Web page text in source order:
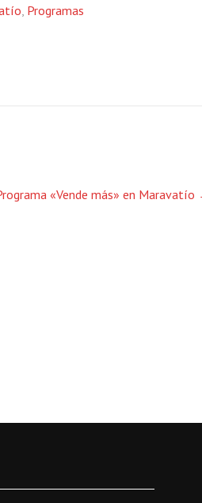
Programas
«Vende más» en Maravatío